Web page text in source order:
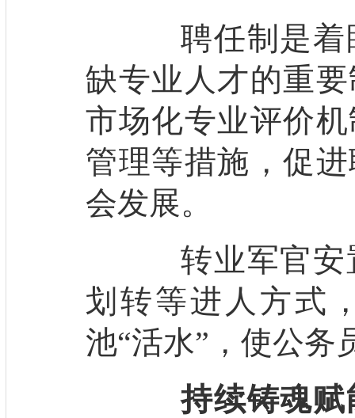
聘任制是着
缺专业人才的重
市场化专业评价
管理等措施，促
会发展。
转业军官安
划转等进人方式
池“活水”，使公务
持续铸魂